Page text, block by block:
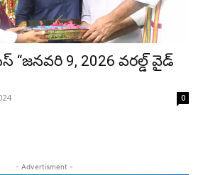
9, 2026 వ‌ర‌ల్డ్ వైడ్
0
- Advertisment -